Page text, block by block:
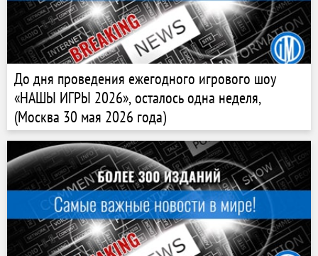
До дня проведения ежегодного игрового шоу
«НАШЫ ИГРЫ 2026», осталось одна неделя,
(Москва 30 мая 2026 года)